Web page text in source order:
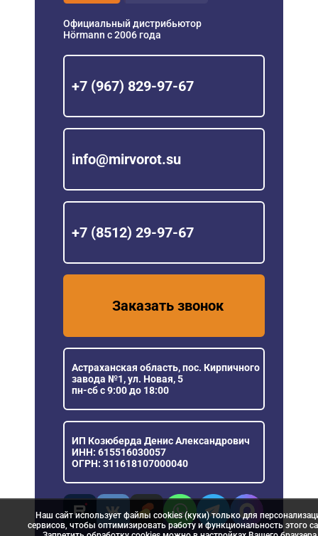
Официальный дистрибьютор
Hörmann с 2006 года
+7 (967) 829-97-67
info@mirvorot.su
+7 (8512) 29-97-67
Заказать звонок
Астраханская область, пос. Кирпичного
завода №1, ул. Новая, 5
пн-сб с 9:00 до 18:00
ИП Козюберда Денис Александрович
ИНН: 615516030057
ОГРН: 311618107000040
Наш сайт использует файлы cookies (куки) только для
сервисов, чтобы оптимизировать работу и функциональность этого